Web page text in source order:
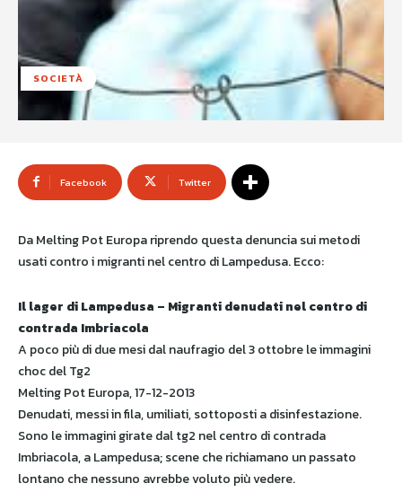
SOCIETÀ
Facebook Twitter
Da Melting Pot Europa riprendo questa denuncia sui metodi
usati contro i migranti nel centro di Lampedusa. Ecco:
Il lager di Lampedusa – Migranti denudati nel centro di
contrada Imbriacola
A poco più di due mesi dal naufragio del 3 ottobre le immagini
choc del Tg2
Melting Pot Europa, 17-12-2013
Denudati, messi in fila, umiliati, sottoposti a disinfestazione.
Sono le immagini girate dal tg2 nel centro di contrada
Imbriacola, a Lampedusa; scene che richiamano un passato
lontano che nessuno avrebbe voluto più vedere.